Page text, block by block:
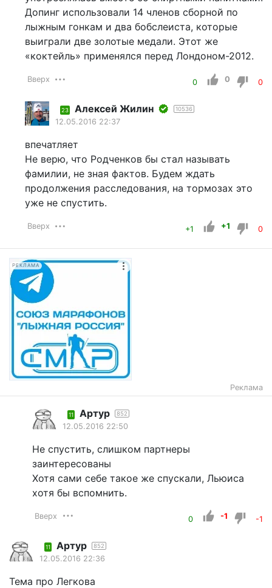
Допинг использовали 14 членов сборной по
лыжным гонкам и два бобслеиста, которые
выиграли две золотые медали. Этот же
«коктейль» применялся перед Лондоном-2012.
Вверх 0 0 0
23 Алексей Жилин 10536
12.05.2016 22:37
впечатляет
Не верю, что Родченков бы стал называть
фамилии, не зная фактов. Будем ждать
продолжения расследования, на тормозах это
уже не спустить.
Вверх +1 +1 0
РЕКЛАМА
Реклама
11 Артур 852
12.05.2016 22:50
Не спустить, слишком партнеры
заинтересованы
Хотя сами себе такое же спускали, Льюиса
хотя бы вспомнить.
Вверх 0 -1 -1
11 Артур 852
12.05.2016 22:36
Тема про Легкова